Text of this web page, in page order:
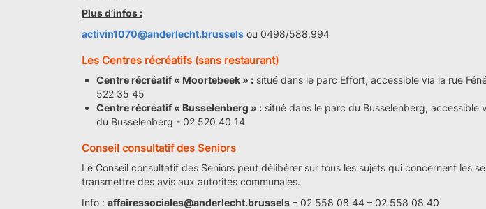
Plus d’infos :
activin1070@anderlecht.brussels ou 0498/588.994
Les Centres récréatifs (sans restaurant)
Centre récréatif « Moortebeek » : situé dans le parc Effort, accessible via la rue
522 35 45
Centre récréatif « Busselenberg » : situé dans le parc du Busselenberg, accessible
du Busselenberg - 02 520 40 14
Conseil consultatif des Seniors
Le Conseil consultatif des Seniors peut délibérer sur tous les sujets qui concernent les
transmettre des avis aux autorités communales.
Info : affairessociales@anderlecht.brussels – 02 558 08 44 – 02 558 08 40